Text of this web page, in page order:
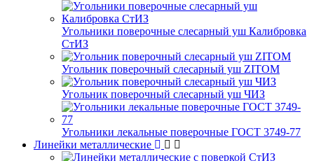
Угольники поверочные слесарный уш Калибровка
СтИЗ
Угольник поверочный слесарный уш ZITOM
Угольник поверочный слесарный уш ЧИЗ
Угольники лекальные поверочные ГОСТ 3749-77
Линейки металлические